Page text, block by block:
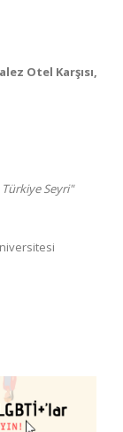
Otel Karşısı,
Türkiye Seyri"